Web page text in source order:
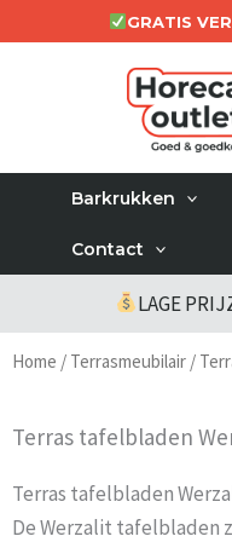
naar
GRATIS
Barkrukken
Contact
LAGE
Home / Terrasmeubilair /
Terras tafelbladen
Terras tafelbladen
De Werzalit tafelbladen